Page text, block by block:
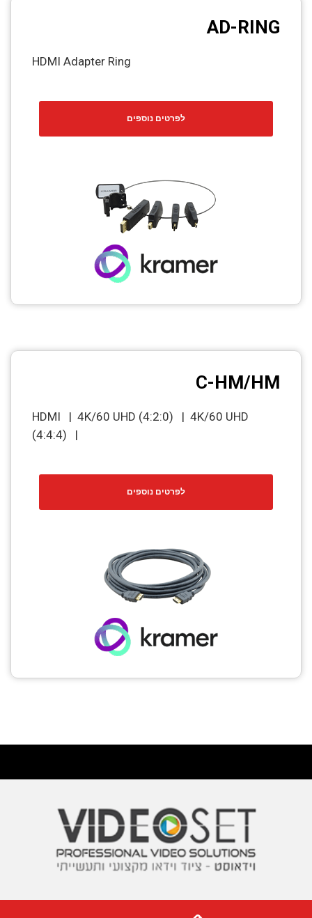
AD-RING
HDMI Adapter Ring
לפרטים נוספים
C-HM/HM
HDMI | 4K/60 UHD (4:2:0) | 4K/60 UHD
(4:4:4) |
לפרטים נוספים